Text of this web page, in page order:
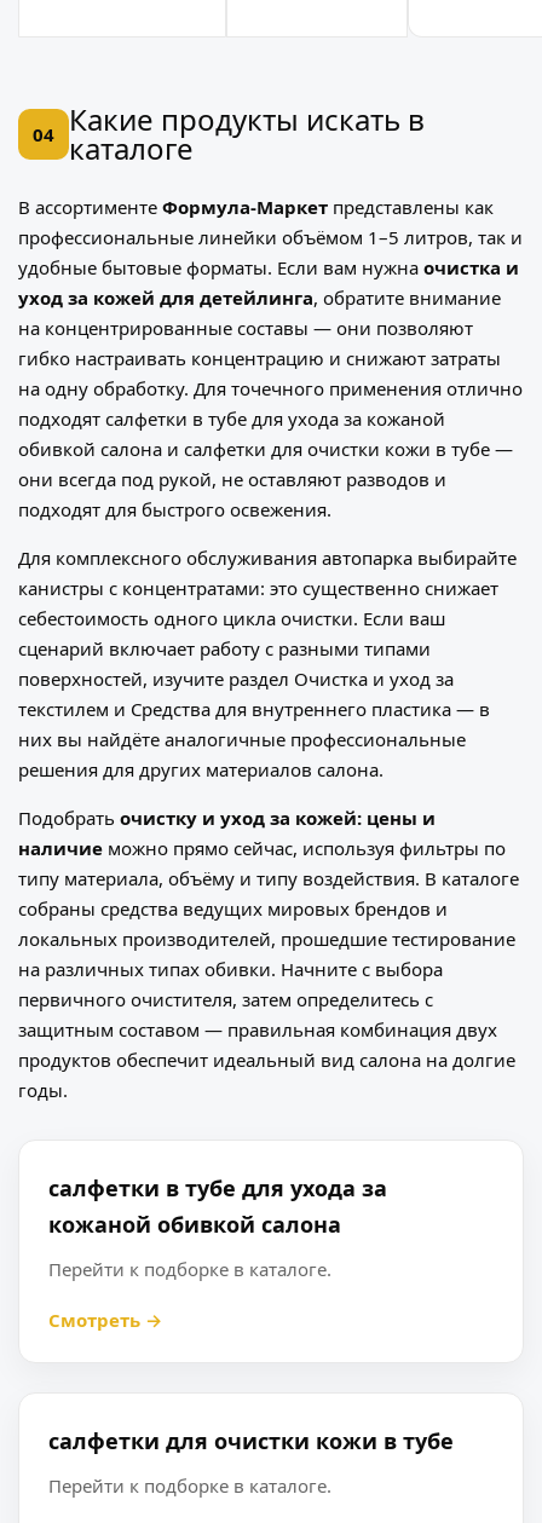
04 Какие продукты искать в
каталоге
В ассортименте Формула-Маркет представлены как
профессиональные линейки объёмом 1–5 литров, так и
удобные бытовые форматы. Если вам нужна очистка и
уход за кожей для детейлинга, обратите внимание
на концентрированные составы — они позволяют
гибко настраивать концентрацию и снижают затраты
на одну обработку. Для точечного применения отлично
подходят салфетки в тубе для ухода за кожаной
обивкой салона и салфетки для очистки кожи в тубе —
они всегда под рукой, не оставляют разводов и
подходят для быстрого освежения.
Для комплексного обслуживания автопарка выбирайте
канистры с концентратами: это существенно снижает
себестоимость одного цикла очистки. Если ваш
сценарий включает работу с разными типами
поверхностей, изучите раздел Очистка и уход за
текстилем и Средства для внутреннего пластика — в
них вы найдёте аналогичные профессиональные
решения для других материалов салона.
Подобрать очистку и уход за кожей: цены и
наличие можно прямо сейчас, используя фильтры по
типу материала, объёму и типу воздействия. В каталоге
собраны средства ведущих мировых брендов и
локальных производителей, прошедшие тестирование
на различных типах обивки. Начните с выбора
первичного очистителя, затем определитесь с
защитным составом — правильная комбинация двух
продуктов обеспечит идеальный вид салона на долгие
годы.
салфетки в тубе для ухода за
кожаной обивкой салона
Перейти к подборке в каталоге.
Смотреть →
салфетки для очистки кожи в тубе
Перейти к подборке в каталоге.